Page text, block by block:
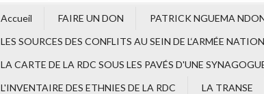
Accueil FAIRE UN DON
PATRICK NGUEMA
LES SOURCES DES CONFLITS AU SEIN DE L‘ARMÉE
LA CARTE DE LA RDC SOUS LES PAVÉS D'UNE
L'INVENTAIRE DES ETHNIES DE LA RDC
LA TRANSE